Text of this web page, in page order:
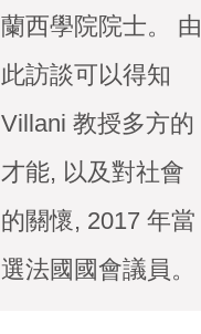
蘭西學院院士。 由
此訪談可以得知
Villani 教授多方的
才能, 以及對社會
的關懷, 2017 年當
選法國國會議員。